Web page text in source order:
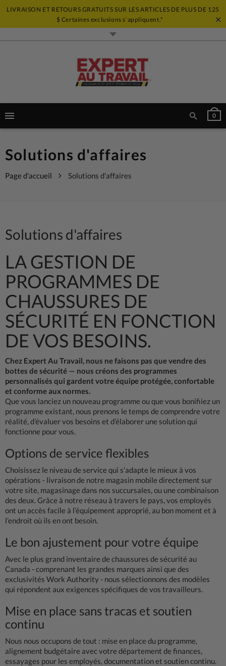
LIVRAISON ET RETOURS GRATUITS SUR LES ARTICLES DE PLUS DE 125
$ Certaines exclusions s’appliquent.*
0
Solutions d'affaires
Page d'accueil Solutions d'affaires
Solutions d'affaires
LA GESTION DE
PROGRAMMES DE
CHAUSSURES DE
SÉCURITÉ EN FONCTION
DE VOS BESOINS.
Chez Expert Au Travail, nous ne faisons pas que vendre des
bottes de sécurité — nous créons des programmes
personnalisés qui gardent votre équipe protégée, confortable
et conforme aux normes.
Que vous lanciez un nouveau programme ou que vous bonifiiez un
programme existant, nous prenons le temps de comprendre votre
réalité, d’évaluer vos besoins et d’élaborer une solution qui
fonctionne pour vous.
Options de service flexibles
Choisissez le niveau de service qui s’adapte le mieux à vos
opérations - livraison de notre magasin mobile directement sur
votre site, magasinage dans nos succursales, ou une combinaison
des deux. Grâce à notre réseau à travers le pays, vos employés
ont un accès facile à l’équipement approprié, au bon moment et à
l’endroit où ils en ont besoin.
Le bon ajustement pour votre équipe
Avec le plus grand inventaire de chaussures de sécurité au
Canada - comprenant les grandes marques ainsi que des
exclusivités Work Authority - nous sélectionnons des modèles
qui répondent aux exigences spécifiques de vos travailleurs.
Mise en place sans tracas et soutien
continu
Nous nous occupons de tout : mise en place du programme,
alignement budgétaire avec votre département de finances,
essayages pour les employés, documentation et soutien continu.